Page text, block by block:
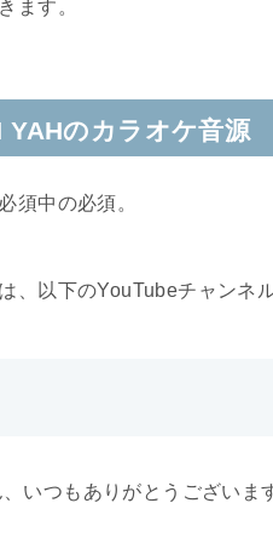
ます。
YAHのカラオケ音源
須中の必須。
、以下のYouTubeチャンネ
いつもありがとうございま